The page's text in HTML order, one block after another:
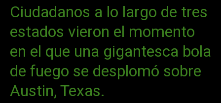
Ciudadanos a lo largo de tres
estados vieron el momento
en el que una gigantesca bola
de fuego se desplomó sobre
Austin, Texas.